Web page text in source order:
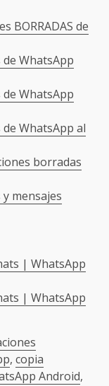
BORRADAS de
WhatsApp
WhatsApp
WhatsApp al
borradas
mensajes
| WhatsApp
| WhatsApp
, copia
Android,